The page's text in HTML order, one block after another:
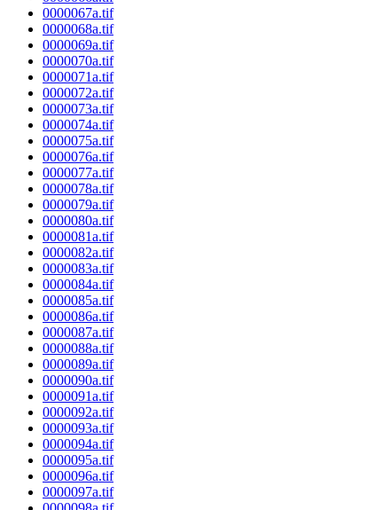
0000067a.tif
0000068a.tif
0000069a.tif
0000070a.tif
0000071a.tif
0000072a.tif
0000073a.tif
0000074a.tif
0000075a.tif
0000076a.tif
0000077a.tif
0000078a.tif
0000079a.tif
0000080a.tif
0000081a.tif
0000082a.tif
0000083a.tif
0000084a.tif
0000085a.tif
0000086a.tif
0000087a.tif
0000088a.tif
0000089a.tif
0000090a.tif
0000091a.tif
0000092a.tif
0000093a.tif
0000094a.tif
0000095a.tif
0000096a.tif
0000097a.tif